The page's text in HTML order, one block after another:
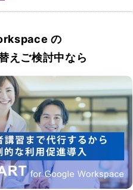
定方法・スマホからの確認方
の
えご検討中なら